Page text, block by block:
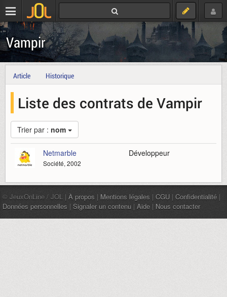
Vampir
Article Historique
Liste des contrats de Vampir
Trier par : nom
Netmarble
Société, 2002
Développeur
© JeuxOnLine / JOL | À propos | Mentions légales | CGU | Confidentialité |
Données personnelles | Signaler un contenu | Aide | Nous contacter